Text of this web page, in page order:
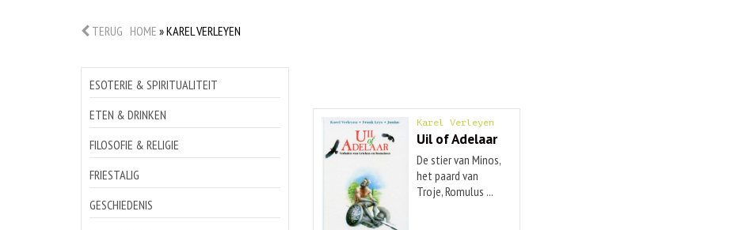
TERUG HOME »KAREL VERLEYEN
ESOTERIE & SPIRITUALITEIT
ETEN & DRINKEN
FILOSOFIE & RELIGIE
FRIESTALIG
GESCHIEDENIS
Karel Verleyen
Uil of Adelaar
De stier van Minos,
het paard van
Troje, Romulus ...